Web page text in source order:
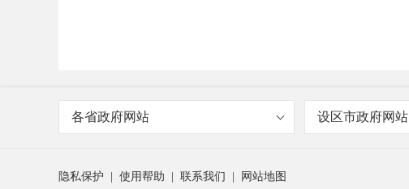
各省政府网站 设区市政府网站
隐私保护 使用帮助 联系我们 网站地图